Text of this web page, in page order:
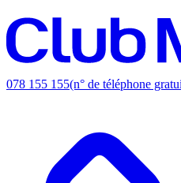
078 155 155(n° de téléphone